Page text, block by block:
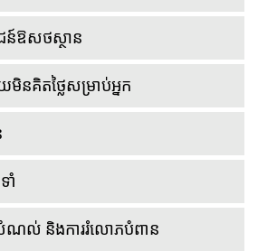
ន៍ឱសថស្ថាន
នគិតថ្លៃសម្រាប់អ្នក
ាំ
កសំណល់ និងការរំលោភបំពាន